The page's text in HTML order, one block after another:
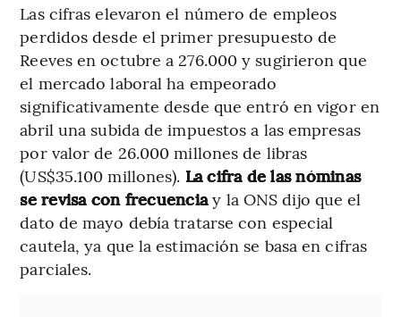
Las cifras elevaron el número de empleos
perdidos desde el primer presupuesto de
Reeves en octubre a 276.000 y sugirieron que
el mercado laboral ha empeorado
significativamente desde que entró en vigor en
abril una subida de impuestos a las empresas
por valor de 26.000 millones de libras
(US$35.100 millones). La cifra de las nóminas
se revisa con frecuenciay la ONS dijo que el
dato de mayo debía tratarse con especial
cautela, ya que la estimación se basa en cifras
parciales.